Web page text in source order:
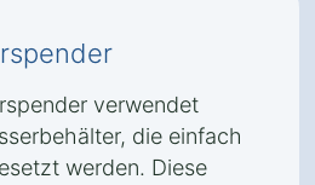
verwendet
die einfach
werden. Diese